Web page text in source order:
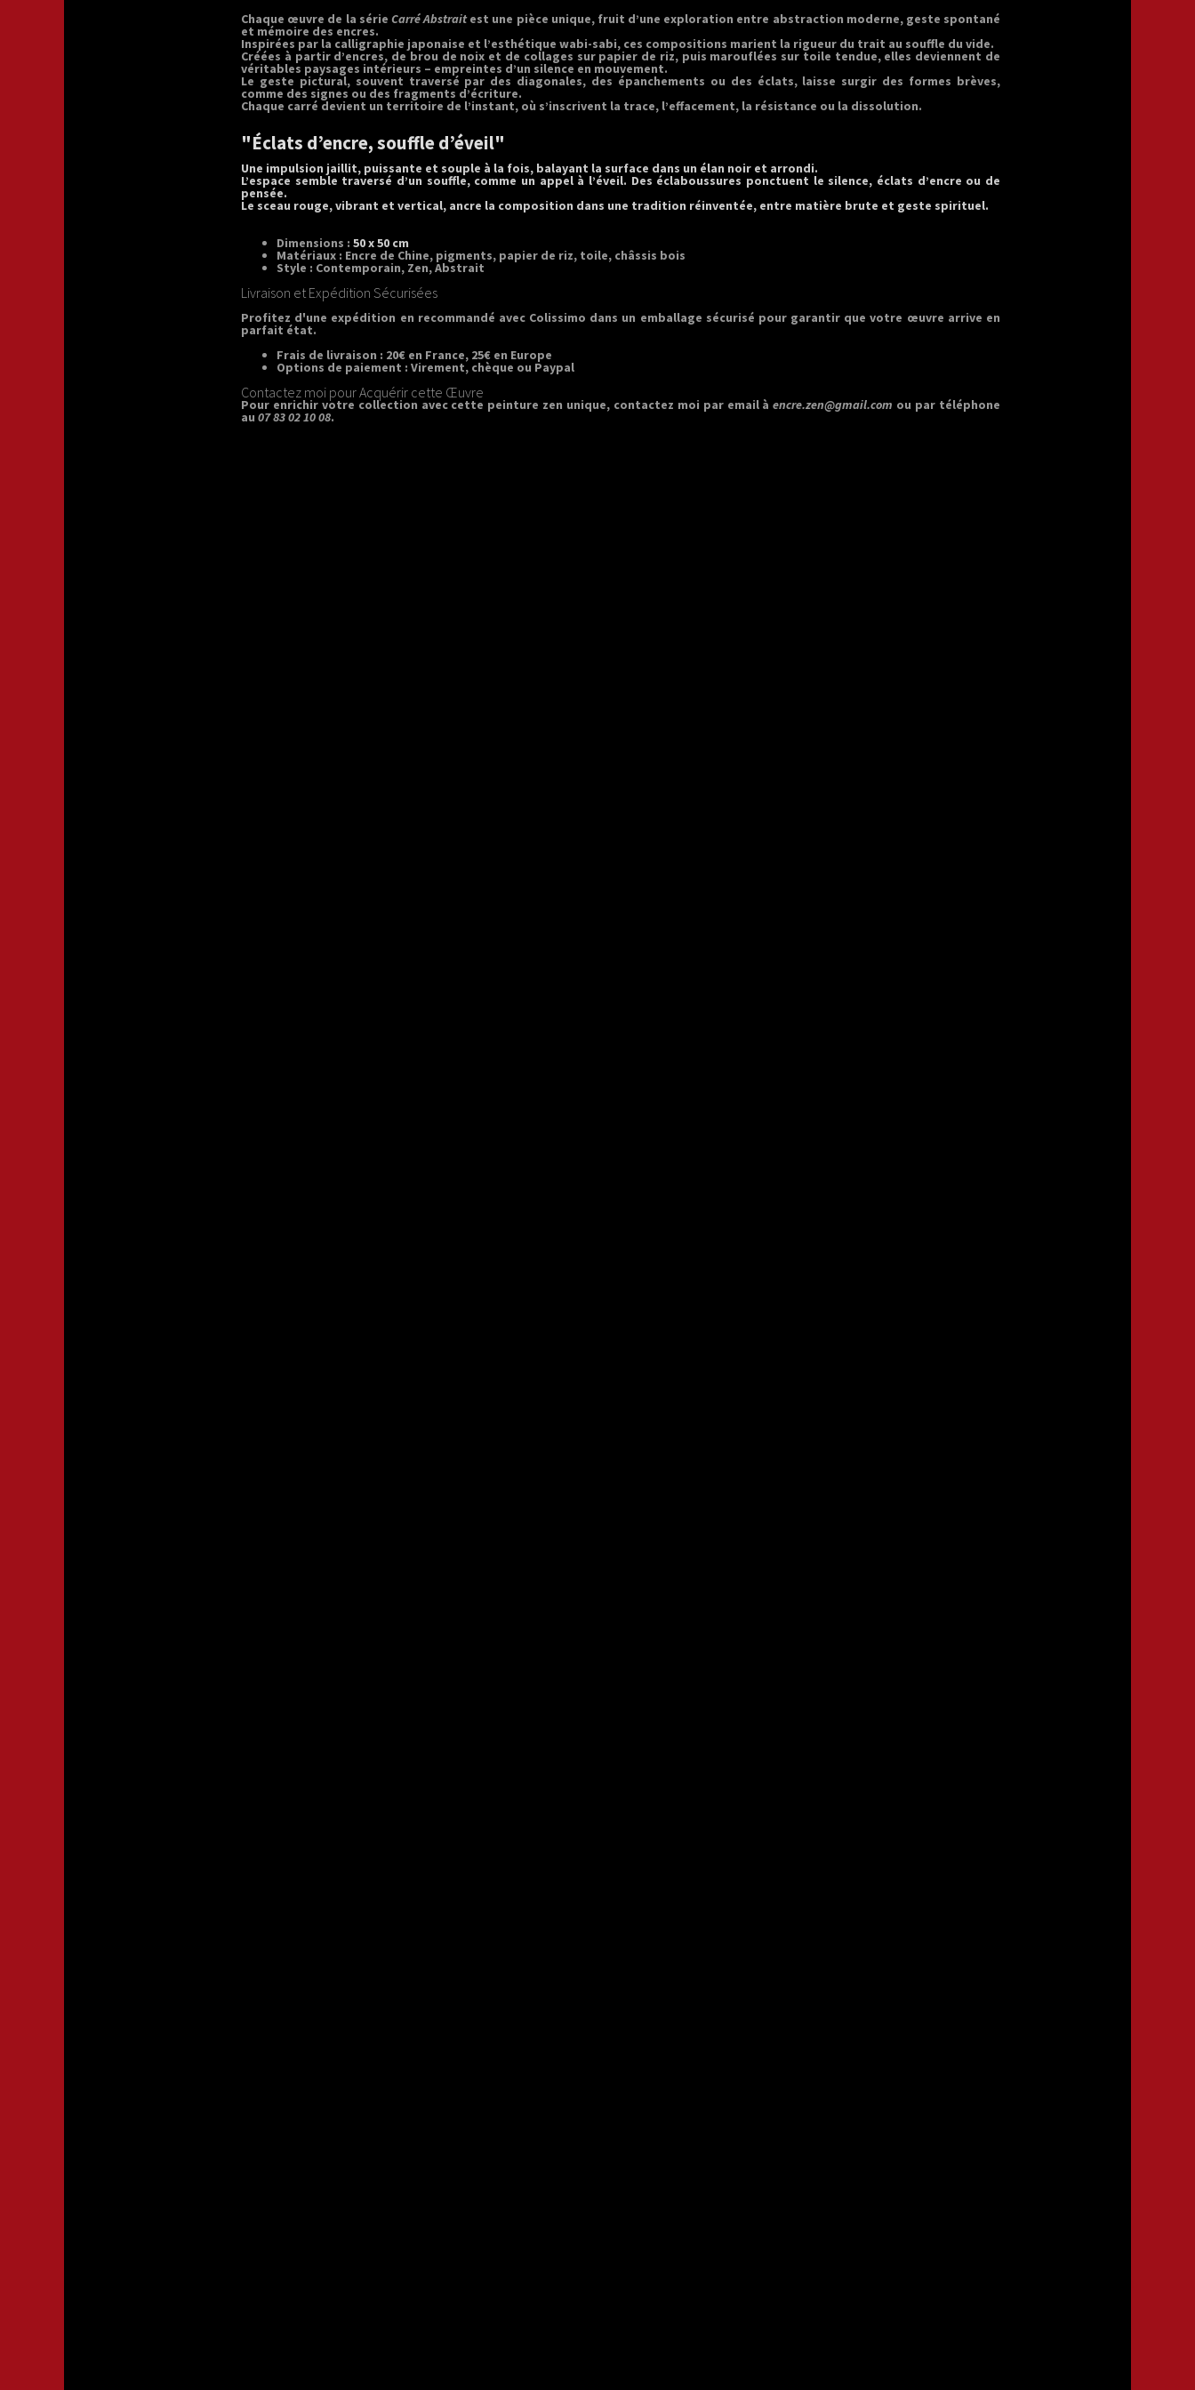
Chaque œuvre de la série Carré Abstraitest une pièce unique, fruit d’une exploration entre abstraction moderne, geste spontané
et mémoire des encres.
Inspirées par la calligraphie japonaise et l’esthétique wabi-sabi, ces compositions marient la rigueur du trait au souffle du vide.
Créées à partir d’encres, de brou de noix et de collages sur papier de riz, puis marouflées sur toile tendue, elles deviennent de
véritables paysages intérieurs – empreintes d’un silence en mouvement.
Le geste pictural, souvent traversé par des diagonales, des épanchements ou des éclats, laisse surgir des formes brèves,
comme des signes ou des fragments d’écriture.
Chaque carré devient un territoire de l’instant, où s’inscrivent la trace, l’effacement, la résistance ou la dissolution.
"Éclats d’encre, souffle d’éveil"
Une impulsion jaillit, puissante et souple à la fois, balayant la surface dans un élan noir et arrondi.
L’espace semble traversé d’un souffle, comme un appel à l’éveil. Des éclaboussures ponctuent le silence, éclats d’encre ou de
pensée.
Le sceau rouge, vibrant et vertical, ancre la composition dans une tradition réinventée, entre matière brute et geste spirituel.
Dimensions : 50 x 50 cm
Matériaux : Encre de Chine, pigments, papier de riz, toile, châssis bois
Style : Contemporain, Zen, Abstrait
Livraison et Expédition Sécurisées
Profitez d'une expédition en recommandé avec Colissimo dans un emballage sécurisé pour garantir que votre œuvre arrive en
parfait état.
Frais de livraison : 20€ en France, 25€ en Europe
Options de paiement : Virement, chèque ou Paypal
Contactez moi pour Acquérir cette Œuvre
Pour enrichir votre collection avec cette peinture zen unique, contactez moi par email àencre.zen@gmail.com ou par téléphone
au 07 83 02 10 08.